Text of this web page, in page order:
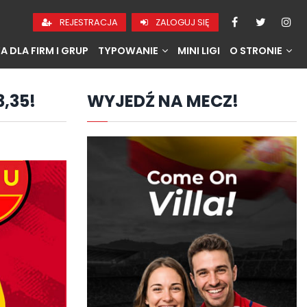
REJESTRACJA ZALOGUJ SIĘ
DLA FIRM I GRUP TYPOWANIE MINI LIGI O STRONIE
WYJEDŹ NA MECZ!